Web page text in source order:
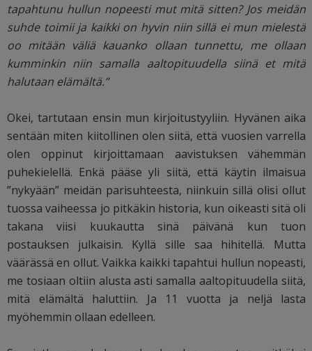
tapahtunu hullun nopeesti mut mitä sitten? Jos meidän
suhde toimii ja kaikki on hyvin niin sillä ei mun mielestä
oo mitään väliä kauanko ollaan tunnettu, me ollaan
kumminkin niin samalla aaltopituudella siinä et mitä
halutaan elämältä.”
Okei, tartutaan ensin mun kirjoitustyyliin. Hyvänen aika
sentään miten kiitollinen olen siitä, että vuosien varrella
olen oppinut kirjoittamaan aavistuksen vähemmän
puhekielellä. Enkä pääse yli siitä, että käytin ilmaisua
”nykyään” meidän parisuhteesta, niinkuin sillä olisi ollut
tuossa vaiheessa jo pitkäkin historia, kun oikeasti sitä oli
takana viisi kuukautta sinä päivänä kun tuon
postauksen julkaisin. Kyllä sille saa hihitellä. Mutta
väärässä en ollut. Vaikka kaikki tapahtui hullun nopeasti,
me tosiaan oltiin alusta asti samalla aaltopituudella siitä,
mitä elämältä haluttiin. Ja 11 vuotta ja neljä lasta
myöhemmin ollaan edelleen.